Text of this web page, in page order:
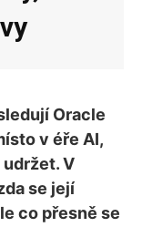
Oracle
v éře AI,
udržet. V
se její
co přesně se